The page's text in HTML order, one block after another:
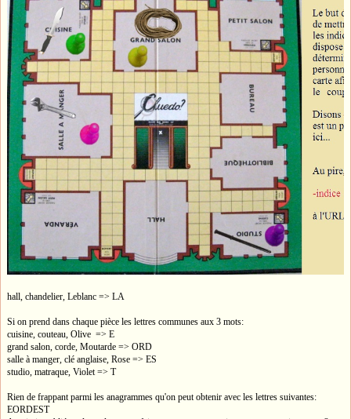
hall, chandelier, Leblanc => LA
Si on prend dans chaque pièce les lettres communes aux 3 mots:
cuisine, couteau, Olive => E
grand salon, corde, Moutarde => ORD
salle à manger, clé anglaise, Rose => ES
studio, matraque, Violet => T
Rien de frappant parmi les anagrammes qu'on peut obtenir avec les lettres suivantes:
EORDEST